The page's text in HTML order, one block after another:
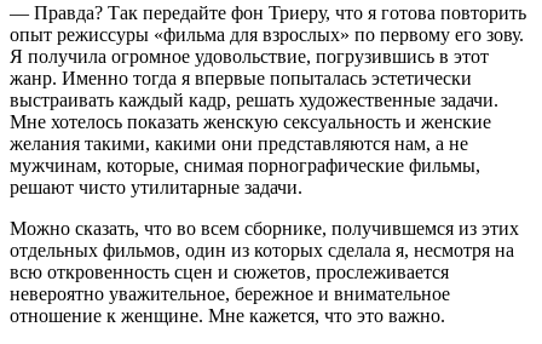
— Правда? Так передайте фон Триеру, что я готова повторить
опыт режиссуры «фильма для взрослых» по первому его зову.
Я получила огромное удовольствие, погрузившись в этот
жанр. Именно тогда я впервые попыталась эстетически
выстраивать каждый кадр, решать художественные задачи.
Мне хотелось показать женскую сексуальность и женские
желания такими, какими они представляются нам, а не
мужчинам, которые, снимая порнографические фильмы,
решают чисто утилитарные задачи.
Можно сказать, что во всем сборнике, получившемся из этих
отдельных фильмов, один из которых сделала я, несмотря на
всю откровенность сцен и сюжетов, прослеживается
невероятно уважительное, бережное и внимательное
отношение к женщине. Мне кажется, что это важно.